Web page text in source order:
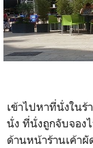
เข้าไปหาที่นั่งในร้
นั่ง ที่นั่งถูกจับจอง
ด้านหน้าร้านเค้าผั